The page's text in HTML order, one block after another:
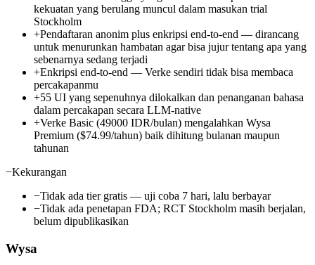
kekuatan yang berulang muncul dalam masukan trial
Stockholm
+Pendaftaran anonim plus enkripsi end-to-end — dirancang
untuk menurunkan hambatan agar bisa jujur tentang apa yang
sebenarnya sedang terjadi
+Enkripsi end-to-end — Verke sendiri tidak bisa membaca
percakapanmu
+55 UI yang sepenuhnya dilokalkan dan penanganan bahasa
dalam percakapan secara LLM-native
+Verke Basic (49000 IDR/bulan) mengalahkan Wysa
Premium ($74.99/tahun) baik dihitung bulanan maupun
tahunan
−Kekurangan
−Tidak ada tier gratis — uji coba 7 hari, lalu berbayar
−Tidak ada penetapan FDA; RCT Stockholm masih berjalan,
belum dipublikasikan
Wysa